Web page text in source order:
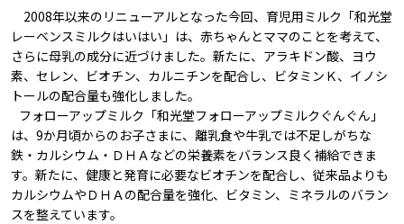
2008年以来のリニューアルとなった今回、育児用ミルク「和光堂
レーベンスミルクはいはい」は、赤ちゃんとママのことを考えて、
さらに母乳の成分に近づけました。新たに、アラキドン酸、ヨウ
素、セレン、ビオチン、カルニチンを配合し、ビタミンＫ、イノシ
トールの配合量も強化しました。
フォローアップミルク「和光堂フォローアップミルクぐんぐん」
は、9か月頃からのお子さまに、離乳食や牛乳では不足しがちな
鉄・カルシウム・ＤＨＡなどの栄養素をバランス良く補給できま
す。新たに、健康と発育に必要なビオチンを配合し、従来品よりも
カルシウムやＤＨＡの配合量を強化、ビタミン、ミネラルのバラン
スを整えています。